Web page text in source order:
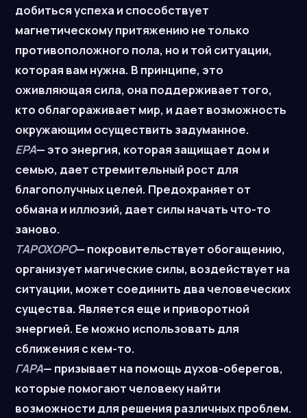
добиться успеха и способствует
магнетическому притяжению не только
противоположного пола, но и той ситуации,
которая вам нужна. В принципе, это
оживляющая сила, она поддерживает того,
кто облагораживает мир, и дает возможность
окружающим осуществить задуманное.
ЕРА— это энергия, которая защищает дом и
семью, дает стремительный рост для
благополучных целей. Предохраняет от
обмана и иллюзий, дает силы начать что-то
заново.
ТАРОХОРО— покровительствует обогащению,
организует магические силы, воздействует на
ситуации, может соединить два человеческих
существа. Является еще и приворотной
энергией. Ее можно использовать для
сближения с кем-то.
ГАРА— призывает на помощь духов-оберегов,
которые помогают человеку найти
возможности для решения различных проблем.